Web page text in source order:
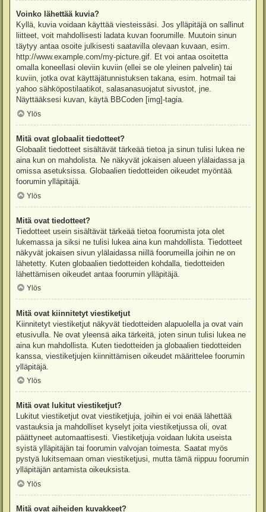
Voinko lähettää kuvia?
Kyllä, kuvia voidaan käyttää viesteissäsi. Jos ylläpitäjä on sallinut
liitteet, voit mahdollisesti ladata kuvan foorumille. Muutoin sinun
täytyy antaa osoite julkisesti saatavilla olevaan kuvaan, esim.
http://www.example.com/my-picture.gif. Et voi antaa osoitetta
omalla koneellasi oleviin kuviin (ellei se ole yleinen palvelin) tai
kuviin, jotka ovat käyttäjätunnistuksen takana, esim. hotmail tai
yahoo sähköpostilaatikot, salasanasuojatut sivustot, jne.
Näyttääksesi kuvan, käytä BBCoden [img]-tagia.
Ylös
Mitä ovat globaalit tiedotteet?
Globaalit tiedotteet sisältävät tärkeää tietoa ja sinun tulisi lukea ne
aina kun on mahdolista. Ne näkyvät jokaisen alueen ylälaidassa ja
omissa asetuksissa. Globaalien tiedotteiden oikeudet myöntää
foorumin ylläpitäjä.
Ylös
Mitä ovat tiedotteet?
Tiedotteet usein sisältävät tärkeää tietoa foorumista jota olet
lukemassa ja siksi ne tulisi lukea aina kun mahdollista. Tiedotteet
näkyvät jokaisen sivun ylälaidassa niillä foorumeilla joihin ne on
lähetetty. Kuten globaalien tiedotteiden kohdalla, tiedotteiden
lähettämisen oikeudet antaa foorumin ylläpitäjä.
Ylös
Mitä ovat kiinnitetyt viestiketjut
Kiinnitetyt viestiketjut näkyvät tiedotteiden alapuolella ja ovat vain
etusivulla. Ne ovat yleensä aika tärkeitä, joten sinun tulisi lukea ne
aina kun mahdollista. Kuten tiedotteiden ja globaalien tiedotteiden
kanssa, viestiketjujen kiinnittämisen oikeudet määrittelee foorumin
ylläpitäjä.
Ylös
Mitä ovat lukitut viestiketjut?
Lukitut viestiketjut ovat viestiketjuja, joihin ei voi enää lähettää
vastauksia ja mahdolliset kyselyt joita viestiketjussa oli, ovat
päättyneet automaattisesti. Viestiketjuja voidaan lukita useista
syistä ylläpitäjän tai foorumin valvojan toimesta. Saatat myös
pystyä lukitsemaan oman viestiketjusi, mutta tämä riippuu foorumin
ylläpitäjän antamista oikeuksista.
Ylös
Mitä ovat aiheiden kuvakkeet?